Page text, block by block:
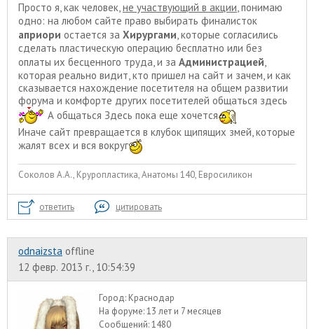
Просто я, как человек,не участвующий в акции, понимаю
одно: на любом сайте право выбирать финалисток
априори остается за Хирургами, которые согласились
сделать пластическую операцию бесплатно или без
оплаты их бесценного труда, и за Администрацией,
которая реально видит, кто пришел на сайт и зачем, и как
сказывается нахождение посетителя на общем развитии
форума и комфорте других посетителей общаться здесь
А общаться Здесь пока еще хочется
Иначе сайт превращается в клубок щипящих змей, которые
жалят всех и вся вокруг
Соколов А.А., Круропластика, Анатомы 140, Евросиликон
ответить цитировать
odnaizsta offline
12 февр. 2013 г., 10:54:39
Город: Краснодар
На форуме:13 лет и 7 месяцев
Сообщений:1480